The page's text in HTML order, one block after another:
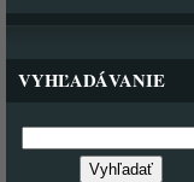
VYHĽADÁVANIE